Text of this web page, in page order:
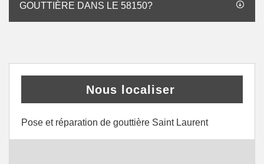
GOUTTIÈRE DANS LE 58150?
Nous localiser
Pose et réparation de gouttière Saint Laurent